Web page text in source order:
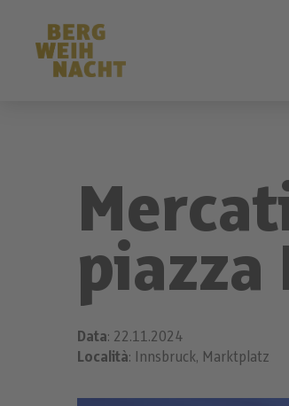
Data: 22.11.2024
Località: Innsbruck, Marktplatz